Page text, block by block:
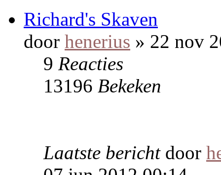
Richard's Skaven
door henerius » 22 nov
9 Reacties
13196 Bekeken
Laatste bericht door